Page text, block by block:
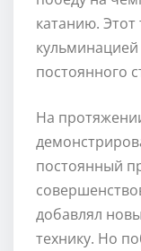
катанию.
кульминацией
постоянного
На
постоянный
добавлял
технику. Но